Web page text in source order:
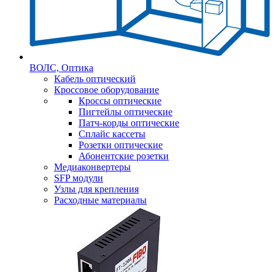
ВОЛС, Оптика
Кабель оптический
Кроссовое оборудование
Кроссы оптические
Пигтейлы оптические
Патч-корды оптические
Сплайс кассеты
Розетки оптические
Абонентские розетки
Медиаконвертеры
SFP модули
Узлы для крепления
Расходные материалы